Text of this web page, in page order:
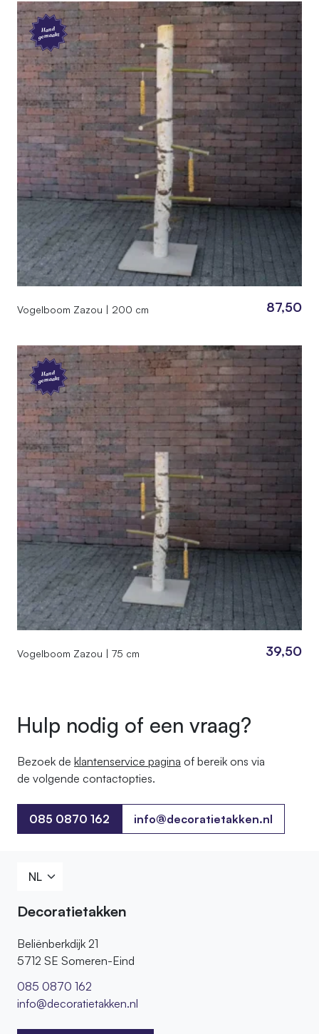
Hand
gemaakt
Vogelboom Zazou | 200 cm 87,50
Hand
gemaakt
Vogelboom Zazou | 75 cm 39,50
Hulp nodig of een vraag?
Bezoek de klantenservice pagina of bereik ons ​​via
de volgende contactopties.
085 0870 162
085 0870 162
info@decoratietakken.nl
Decoratietakken
Beliënberkdijk 21
5712 SE Someren-Eind
085 0870 162
info@decoratietakken.nl